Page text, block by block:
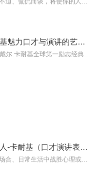
在水一方播讲《卡耐基魅力口才与演讲的艺术》
怎样使你的谈吐更动人-卡耐基（口才演讲表达）